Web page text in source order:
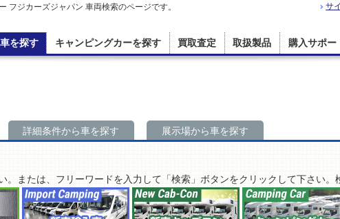
フジカーズジャパン 車両検索のページです。 サ
車を探す キャンピングカーを探す 買取査定 取扱製品 購入サポー
詳細条件から車を探す 展示場から車を探す
。または、フリーワードを入力して「検索」ボタンをクリックして下さい